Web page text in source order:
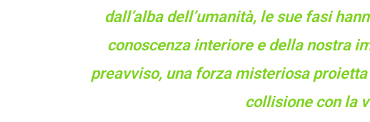
dall’alba dell’umanità, le sue fasi
conoscenza interiore e della nostra
preavviso, una forza misteriosa
collisione con la